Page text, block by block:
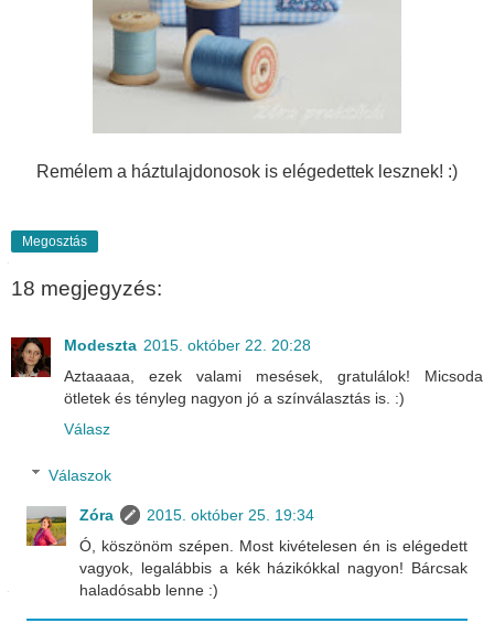
Remélem a háztulajdonosok is elégedettek lesznek! :)
Megosztás
18 megjegyzés:
Modeszta 2015. október 22. 20:28
Aztaaaaa, ezek valami mesések, gratulálok! Micsoda
ötletek és tényleg nagyon jó a színválasztás is. :)
Válasz
Válaszok
Zóra
2015. október 25. 19:34
Ó, köszönöm szépen. Most kivételesen én is elégedett
vagyok, legalábbis a kék házikókkal nagyon! Bárcsak
haladósabb lenne :)